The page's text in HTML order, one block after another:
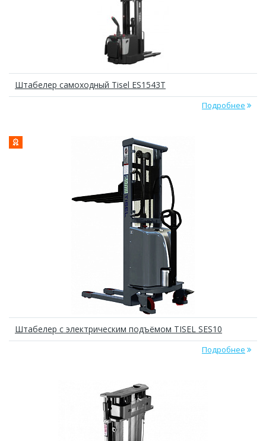
Штабелер самоходный Tisel ES1543T
Подробнее
Штабелер с электрическим подъёмом TISEL SES10
Подробнее